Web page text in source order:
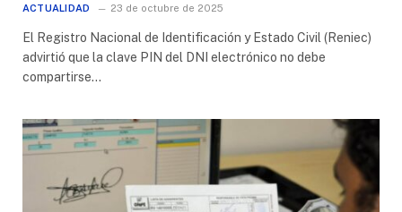
ACTUALIDAD 23 de octubre de 2025
El Registro Nacional de Identificación y Estado Civil (Reniec)
advirtió que la clave PIN del DNI electrónico no debe
compartirse…